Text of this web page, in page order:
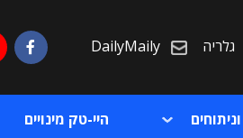
גלריה DailyMaily
היי-טק מינויים